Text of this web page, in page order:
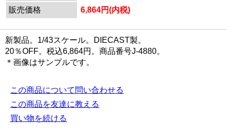
販売価格
6,864円(内税)
新製品。1/43スケール。DIECAST製。
20％OFF。税込6,864円。商品番号J-4880。
＊画像はサンプルです。
この商品について問い合わせる
この商品を友達に教える
買い物を続ける